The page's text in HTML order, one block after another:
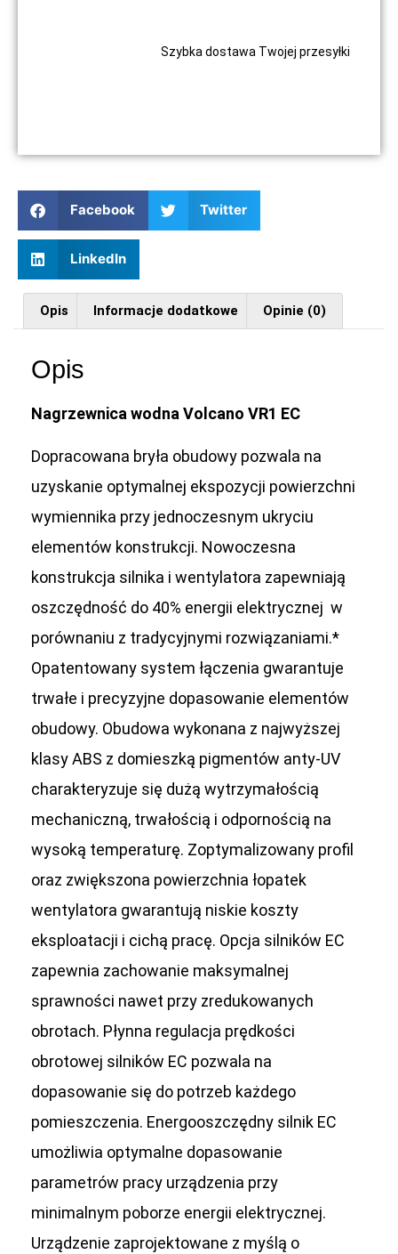
Facebook Twitter
LinkedIn
Szybka dostawa Twojej przesyłki
Opis Informacje dodatkowe Opinie (0)
Opis
Nagrzewnica wodna Volcano VR1 EC
Dopracowana bryła obudowy pozwala na
uzyskanie optymalnej ekspozycji powierzchni
wymiennika przy jednoczesnym ukryciu
elementów konstrukcji. Nowoczesna
konstrukcja silnika i wentylatora zapewniają
oszczędność do 40% energii elektrycznej w
porównaniu z tradycyjnymi rozwiązaniami.*
Opatentowany system łączenia gwarantuje
trwałe i precyzyjne dopasowanie elementów
obudowy. Obudowa wykonana z najwyższej
klasy ABS z domieszką pigmentów anty-UV
charakteryzuje się dużą wytrzymałością
mechaniczną, trwałością i odpornością na
wysoką temperaturę. Zoptymalizowany profil
oraz zwiększona powierzchnia łopatek
wentylatora gwarantują niskie koszty
eksploatacji i cichą pracę. Opcja silników EC
zapewnia zachowanie maksymalnej
sprawności nawet przy zredukowanych
obrotach. Płynna regulacja prędkości
obrotowej silników EC pozwala na
dopasowanie się do potrzeb każdego
pomieszczenia. Energooszczędny silnik EC
umożliwia optymalne dopasowanie
parametrów pracy urządzenia przy
minimalnym poborze energii elektrycznej.
Urządzenie zaprojektowane z myślą o